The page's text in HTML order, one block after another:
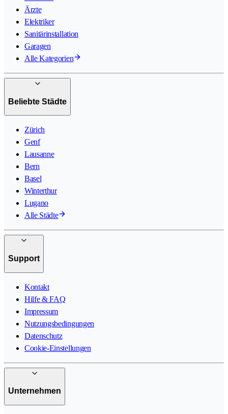
Ärzte
Elektriker
Sanitärinstallation
Garagen
Alle Kategorien
Beliebte Städte
Zürich
Genf
Lausanne
Bern
Basel
Winterthur
Lugano
Alle Städte
Support
Kontakt
Hilfe & FAQ
Impressum
Nutzungsbedingungen
Datenschutz
Cookie-Einstellungen
Unternehmen